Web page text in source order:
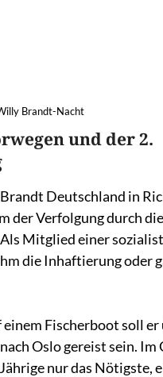
Brandt-Nacht
und der 2.
Deutschland in
der Verfolgung durch
Mitglied einer
die Inhaftierung oder
Fischerboot soll er
Oslo gereist sein. Im
nur das Nötigste,